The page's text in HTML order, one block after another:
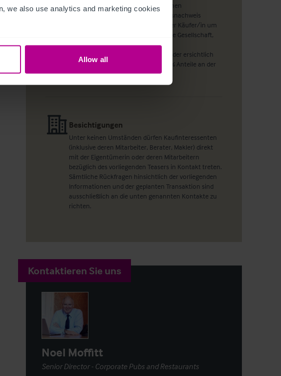
we also use analytics and marketing cookies
Allow all
potentielle Käufer/in mindestens einen
Identitätsnachweis und einen Adressnachweis
vorlegen. Handelt es sich bei dem/der Käufer/in um
eine im Handelsregister eingetragene Gesellschaft,
benötigen wir darüber hinaus eine
unternehmerische Darstellung, aus der ersichtlich
wird, welche Personen mehr als 25 % Anteile an der
Gesellschaft besitzen.
Besichtigungen
Unter keinen Umständen dürfen Kaufinteressenten
(inklusive deren Mitarbeiter, Berater, Makler) direkt
mit der Eigentümerin oder deren Mitarbeitern
bezüglich des vorliegenden Teasers in Kontakt treten.
Sämtliche Rückfragen hinsichtlich der vorliegenden
Informationen und der geplanten Transaktion sind
ausschließlich an die unten genannten Kontakte zu
richten.
Kontaktieren Sie uns
Noel Moffitt
Senior Director - Corporate Pubs and Restaurants